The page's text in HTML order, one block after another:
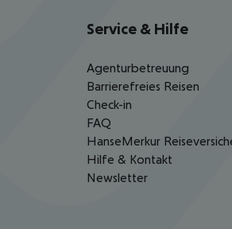
Service & Hilfe
Agenturbetreuung
Barrierefreies Reisen
Check-in
FAQ
HanseMerkur
Hilfe & Kontakt
Newsletter